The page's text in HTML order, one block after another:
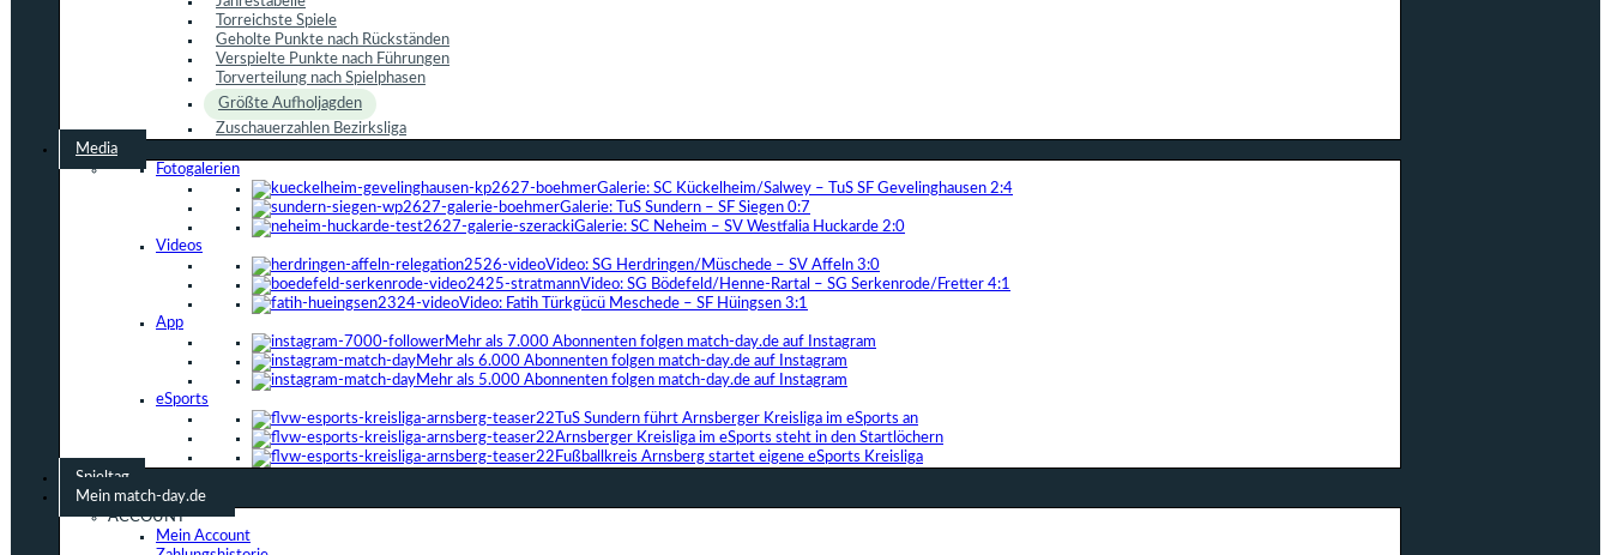
Torreichste Spiele
Geholte Punkte nach Rückständen
Verspielte Punkte nach Führungen
Torverteilung nach Spielphasen
Größte Aufholjagden
Zuschauerzahlen Bezirksliga
Media
Fotogalerien
Galerie: SC Kückelheim/Salwey – TuS SF Gevelinghausen 2:4
Galerie: TuS Sundern – SF Siegen 0:7
Galerie: SC Neheim – SV Westfalia Huckarde 2:0
Videos
Video: SG Herdringen/Müschede – SV Affeln 3:0
Video: SG Bödefeld/Henne-Rartal – SG Serkenrode/Fretter 4:1
Video: Fatih Türkgücü Meschede – SF Hüingsen 3:1
App
Mehr als 7.000 Abonnenten folgen match-day.de auf Instagram
Mehr als 6.000 Abonnenten folgen match-day.de auf Instagram
Mehr als 5.000 Abonnenten folgen match-day.de auf Instagram
eSports
TuS Sundern führt Arnsberger Kreisliga im eSports an
Arnsberger Kreisliga im eSports steht in den Startlöchern
Fußballkreis Arnsberg startet eigene eSports Kreisliga
Spieltag
Mein match-day.de
ACCOUNT
Mein Account